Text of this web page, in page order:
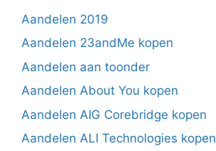
Aandelen 2019
Aandelen 23andMe kopen
Aandelen aan toonder
Aandelen About You kopen
Aandelen AIG Corebridge kopen
Aandelen ALI Technologies kopen